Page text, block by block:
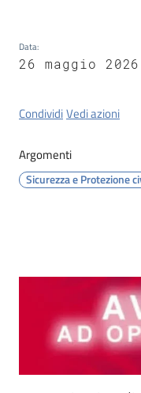
Tossignano
Servizi
on-
line
Tutti
argomenti
Data:
26 maggio 2026
CondividiVedi azioni
Argomenti
Sicurezza e Protezione
Contenuto